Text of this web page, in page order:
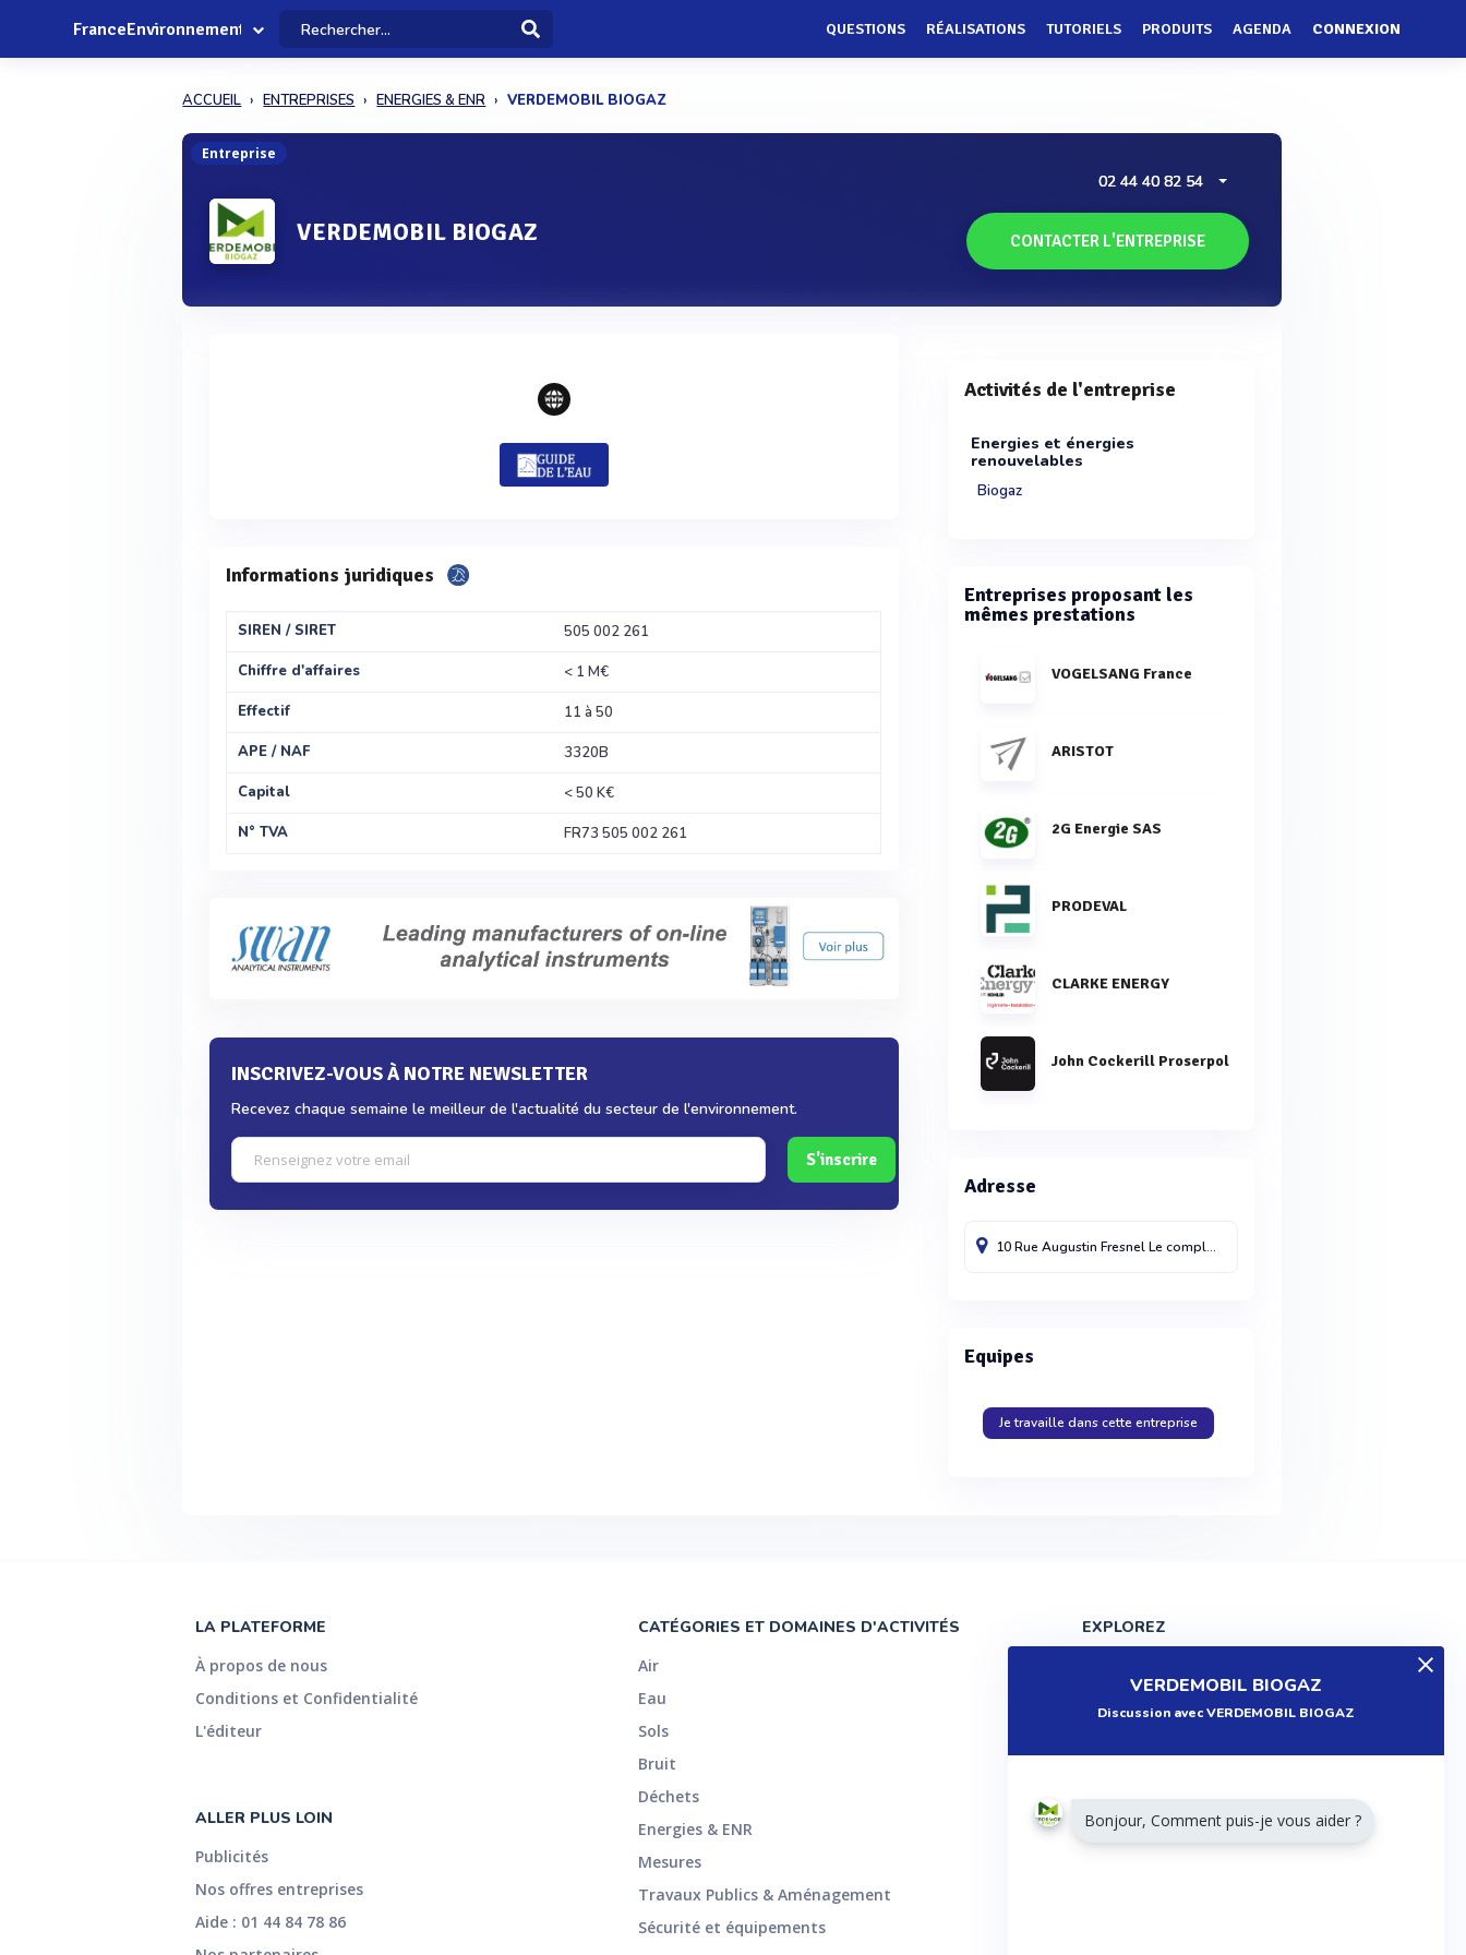
FranceEnvironnement QUESTIONS RÉALISATIONS TUTORIELS PRODUITS AGENDA CONNEXION
ACCUEIL ENTREPRISES ENERGIES & ENR VERDEMOBIL BIOGAZ
Entreprise
VERDEMOBIL BIOGAZ
VERDEMOBIL BIOGAZ
Discussion avec VERDEMOBIL BIOGAZ
Bonjour, Comment puis-je vous aider ?
02 44 40 82 54
CONTACTER L'ENTREPRISE
Informations juridiques
SIREN / SIRET
505 002 261
Chiffre d'affaires
< 1 M€
Effectif
11 à 50
APE / NAF
3320B
Capital
< 50 K€
N° TVA
FR73 505 002 261
INSCRIVEZ-VOUS À NOTRE NEWSLETTER
Recevez chaque semaine le meilleur de l'actualité du secteur de l'environnement.
S'inscrire
Activités de l'entreprise
Energies et énergies
renouvelables
Biogaz
Entreprises proposant les
mêmes prestations
VOGELSANG France
ARISTOT
2G Energie SAS
PRODEVAL
CLARKE ENERGY
John Cockerill Proserpol
Adresse
10 Rue Augustin Fresnel Le compleKS Terre Rouge
Equipes
Je travaille dans cette entreprise
LA PLATEFORME
À propos de nous
Conditions et Confidentialité
L'éditeur
ALLER PLUS LOIN
Publicités
Nos offres entreprises
Aide : 01 44 84 78 86
CATÉGORIES ET DOMAINES D'ACTIVITÉS
Air
Eau
Sols
Bruit
Déchets
Energies & ENR
Mesures
Travaux Publics & Aménagement
Sécurité et équipements
EXPLOREZ
Entreprises
Tutoriels
Articles